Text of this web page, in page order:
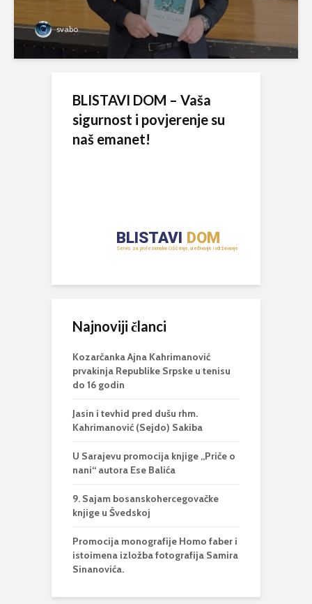
svabo
BLISTAVI DOM – Vaša
sigurnost i povjerenje su
naš emanet!
Najnoviji članci
Kozarčanka Ajna Kahrimanović
prvakinja Republike Srpske u tenisu
do 16 godin
Jasin i tevhid pred dušu rhm.
Kahrimanović (Sejdo) Sakiba
U Sarajevu promocija knjige „Priče o
nani“ autora Ese Balića
9. Sajam bosanskohercegovačke
knjige u Švedskoj
Promocija monografije Homo faber i
istoimena izložba fotografija Samira
Sinanovića.